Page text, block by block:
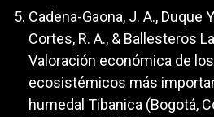
Cadena-Gaona, J. A., Duque
Cortes, R. A., & Ballesteros
Valoración económica de
ecosistémicos más
humedal Tibanica (Bogotá,